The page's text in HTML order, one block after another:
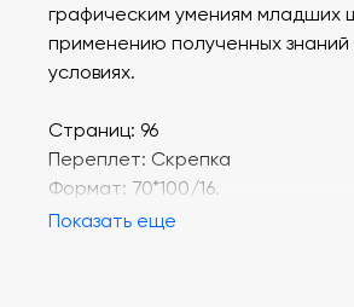
графическим умениям младших
применению полученных знаний
условиях.
Страниц: 96
Переплет: Скрепка
Формат: 70*100/16.
Показать еще